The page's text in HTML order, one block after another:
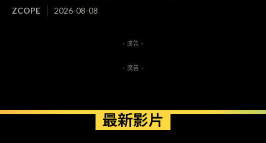
ZCOPE 2026-08-08
- 廣告 -
- 廣告 -
最新影片